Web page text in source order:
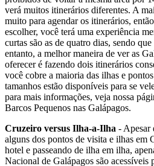
verá muitos itinerários diferentes. A
muito para agendar os itinerários,
escolher, você terá uma experiência
curtas são as de quatro dias, sendo
entanto, a melhor maneira de ver as
oferecer é fazendo dois itinerários
você cobre a maioria das ilhas e
tamanhos estão disponíveis para se
para mais informações, veja nossa
Barcos Pequenos nas Galápagos.
Cruzeiro versus Ilha-a-Ilha - Apesar
alguns dos pontos de visita e ilhas em
hotel e passeando de ilha em ilha,
Nacional de Galápagos são acessíveis